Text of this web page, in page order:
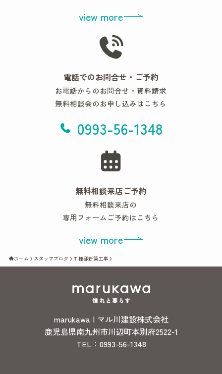
view more
電話でのお問合せ・ご予約
お電話からのお問合せ・資料請求
無料相談会のお申し込みはこちら
0993-56-1348
無料相談来店ご予約
無料相談来店の
専用フォームご予約はこちら
view more
ホーム スタッフブログ Ｔ様邸新築工事
marukawa | マル川建設株式会社
鹿児島県南九州市川辺町本別府2522-1
TEL：0993-56-1348